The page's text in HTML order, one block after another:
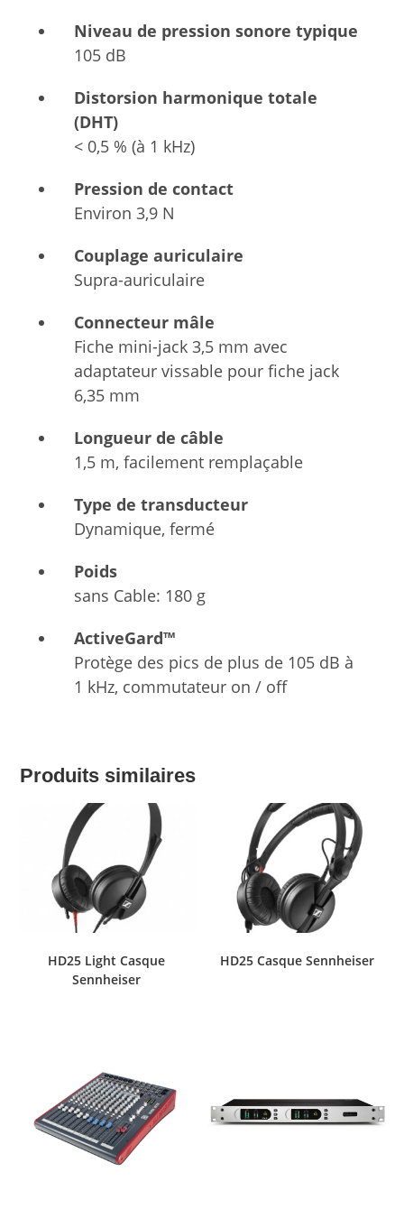
Niveau de pression sonore typique
105 dB
Distorsion harmonique totale
(DHT)
< 0,5 % (à 1 kHz)
Pression de contact
Environ 3,9 N
Couplage auriculaire
Supra-auriculaire
Connecteur mâle
Fiche mini-jack 3,5 mm avec
adaptateur vissable pour fiche jack
6,35 mm
Longueur de câble
1,5 m, facilement remplaçable
Type de transducteur
Dynamique, fermé
Poids
sans Cable: 180 g
ActiveGard™
Protège des pics de plus de 105 dB à
1 kHz, commutateur on / off
Produits similaires
HD25 Light Casque
Sennheiser
HD25 Casque Sennheiser